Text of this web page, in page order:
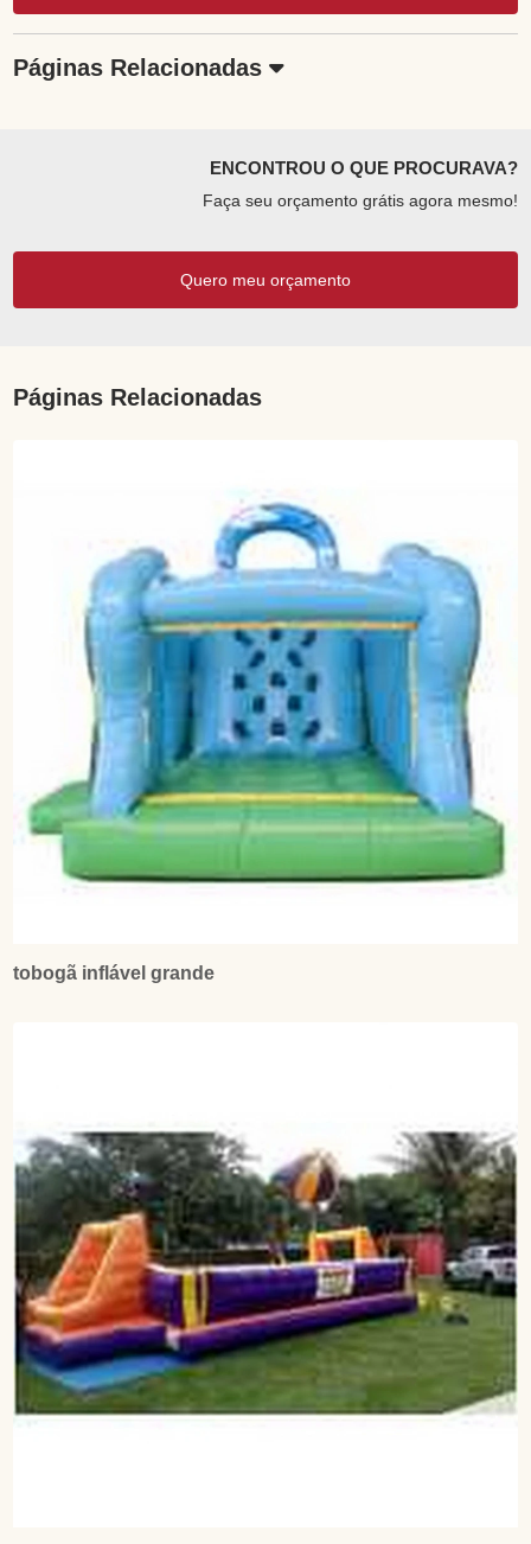
Páginas Relacionadas
ENCONTROU O QUE PROCURAVA?
Faça seu orçamento grátis agora mesmo!
Quero meu orçamento
Páginas Relacionadas
tobogã inflável grande